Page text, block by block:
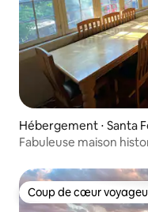
Hébergement ⋅ Santa
Fabuleuse maison
Coup de cœur
Coup de cœur